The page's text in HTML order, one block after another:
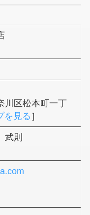
川区松本町一丁
を見る］
則